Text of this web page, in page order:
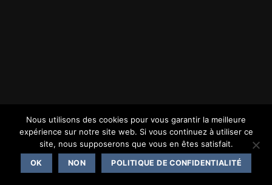
Nous utilisons des cookies pour vous garantir la meilleure
expérience sur notre site web. Si vous continuez à utiliser ce
site, nous supposerons que vous en êtes satisfait.
OK NON POLITIQUE DE CONFIDENTIALITÉ